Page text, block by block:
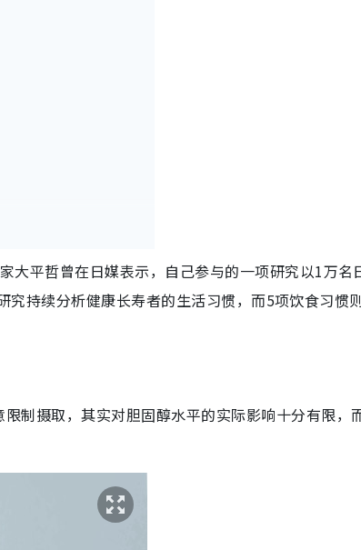
大平哲曾在日媒表示，自己参与的一项研究以1万名
持续分析健康长寿者的生活习惯，而5项饮食习惯
制摄取，其实对胆固醇水平的实际影响十分有限，